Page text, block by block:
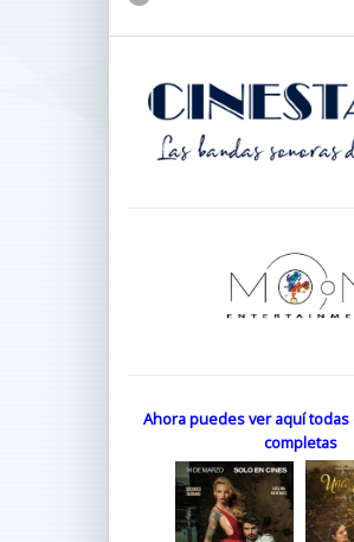
Ahora puedes ver aquí
completas